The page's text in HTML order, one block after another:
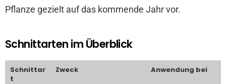
Pflanze gezielt auf das kommende Jahr vor.
Schnittarten im Überblick
Schnittar
t
Zweck Anwendung bei